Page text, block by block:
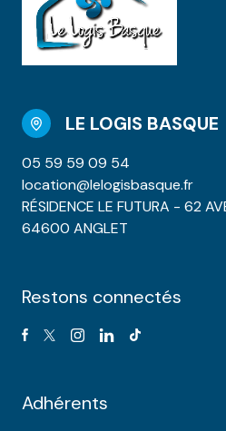
LE LOGIS BASQUE
05 59 59 09 54
location@lelogisbasque.fr
RÉSIDENCE LE FUTURA - 62
64600 ANGLET
Restons connectés
Adhérents